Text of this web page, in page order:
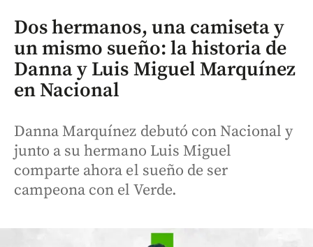
Dos hermanos, una camiseta y
un mismo sueño: la historia de
Danna y Luis Miguel Marquínez
en Nacional
Danna Marquínez debutó con Nacional y
junto a su hermano Luis Miguel
comparte ahora el sueño de ser
campeona con el Verde.